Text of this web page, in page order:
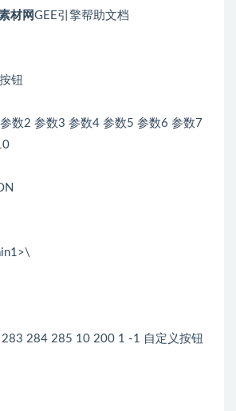
材网GEE引擎帮助文档
钮
数2 参数3 参数4 参数5 参数6 参数7
284 285 10 200 1 -1 自定义按钮